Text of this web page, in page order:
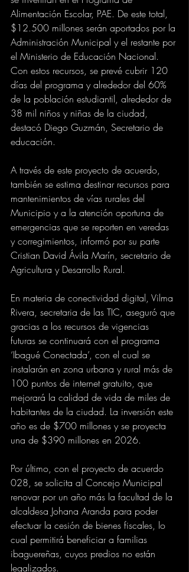
Alimentación Escolar, PAE. De este total,
$12.500 millones serán aportados por la
Administración Municipal y el restante por
el Ministerio de Educación Nacional.
Con estos recursos, se prevé cubrir 120
días del programa y alrededor del 60%
de la población estudiantil, alrededor de
38 mil niños y niñas de la ciudad,
destacó Diego Guzmán, Secretario de
educación.
A través de este proyecto de acuerdo,
también se estima destinar recursos para
mantenimientos de vías rurales del
Municipio y a la atención oportuna de
emergencias que se reporten en veredas
y corregimientos, informó por su parte
Cristian David Ávila Marín, secretario de
Agricultura y Desarrollo Rural.
En materia de conectividad digital, Vilma
Rivera, secretaria de las TIC, aseguró que
gracias a los recursos de vigencias
futuras se continuará con el programa
‘Ibagué Conectada’, con el cual se
instalarán en zona urbana y rural más de
100 puntos de internet gratuito, que
mejorará la calidad de vida de miles de
habitantes de la ciudad. La inversión este
año es de $700 millones y se proyecta
una de $390 millones en 2026.
Por último, con el proyecto de acuerdo
028, se solicita al Concejo Municipal
renovar por un año más la facultad de la
alcaldesa Johana Aranda para poder
efectuar la cesión de bienes fiscales, lo
cual permitirá beneficiar a familias
ibaguereñas, cuyos predios no están
legalizados.